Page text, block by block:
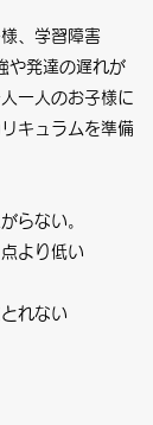
、学習障害
や発達の遅れが
一人のお子様に
キュラムを準備
らない。
より低い
れない